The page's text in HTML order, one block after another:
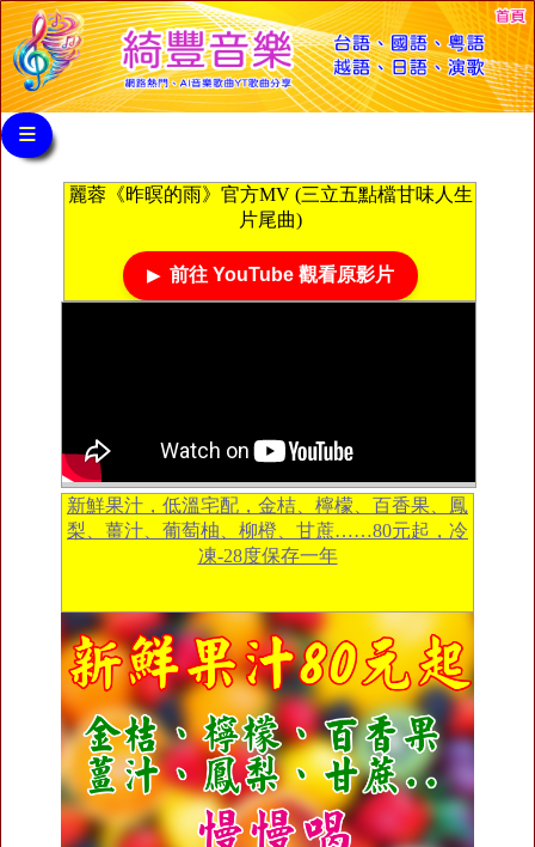
≡
麗蓉《昨暝的雨》官方MV (三立五點檔甘味人生
片尾曲)
前往 YouTube 觀看原影片
新鮮果汁，低溫宅配，金桔、檸檬、百香果、鳳
梨、薑汁、葡萄柚、柳橙、甘蔗……80元起，冷
凍-28度保存一年